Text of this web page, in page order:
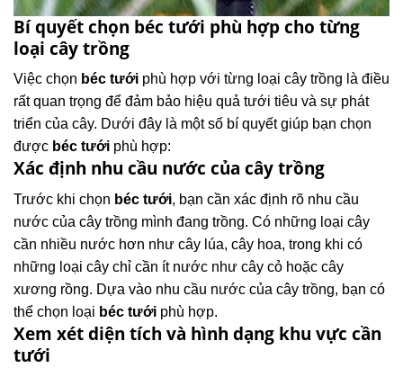
Bí quyết chọn béc tưới phù hợp cho từng
loại cây trồng
Việc chọn béc tưới phù hợp với từng loại cây trồng là điều
rất quan trọng để đảm bảo hiệu quả tưới tiêu và sự phát
triển của cây. Dưới đây là một số bí quyết giúp bạn chọn
được béc tưới phù hợp:
Xác định nhu cầu nước của cây trồng
Trước khi chọn béc tưới, bạn cần xác định rõ nhu cầu
nước của cây trồng mình đang trồng. Có những loại cây
cần nhiều nước hơn như cây lúa, cây hoa, trong khi có
những loại cây chỉ cần ít nước như cây cỏ hoặc cây
xương rồng. Dựa vào nhu cầu nước của cây trồng, bạn có
thể chọn loại béc tưới phù hợp.
Xem xét diện tích và hình dạng khu vực cần
tưới